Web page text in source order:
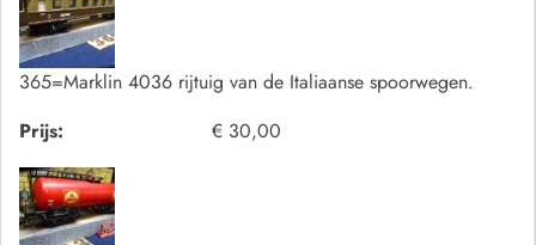
365=Marklin 4036 rijtuig van de Italiaanse spoorwegen.
Prijs:
€ 30,00